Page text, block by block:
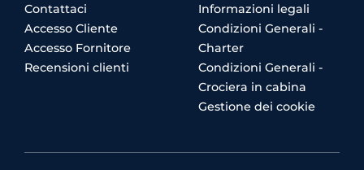
Contattaci
Accesso Cliente
Accesso Fornitore
Recensioni clienti
Informazioni legali
Condizioni Generali -
Charter
Condizioni Generali -
Crociera in cabina
Gestione dei cookie